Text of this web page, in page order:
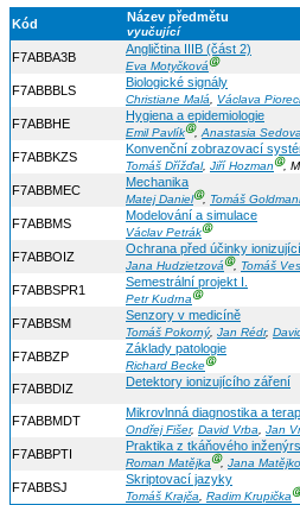
Kód Název předmětu
vyučující
F7ABBA3B
Angličtina IIIB (část 2)
Eva MotyčkováⒼ
F7ABBBLS
Biologické signály
Christiane Malá, Václava
F7ABBHE
Hygiena a epidemiologie
Emil PavlíkⒼ,Anastasia
F7ABBKZS
Konvenční zobrazovací
Tomáš Dřížďal, Jiří HozmanⒼ,
F7ABBMEC
Mechanika
Matej DanielⒼ, Tomáš
F7ABBMS
Modelování a simulace
Václav PetrákⒼ
F7ABBOIZ
Ochrana před účinky
Jana HudzietzováⒼ, Tomáš
F7ABBSPR1
Semestrální projekt I.
Petr KudrnaⒼ
F7ABBSM
Senzory v medicíně
Tomáš Pokorný, Jan Rédr,
F7ABBZP
Základy patologie
Richard BeckeⒼ
F7ABBDIZ Detektory ionizujícího záření
F7ABBMDT
Mikrovlnná diagnostika a
Ondřej Fišer, David Vrba, Jan
F7ABBPTI
Praktika z tkáňového
Roman MatějkaⒼ, Jana
F7ABBSJ
Skriptovací jazyky
Tomáš Krajča, Radim KrupičkaⒼ